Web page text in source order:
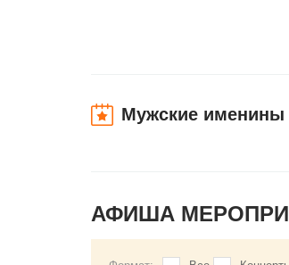
Мужские именины
АФИША